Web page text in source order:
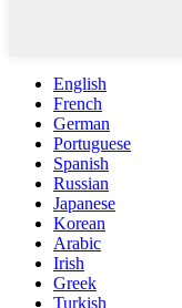
English
French
German
Portuguese
Spanish
Russian
Japanese
Korean
Arabic
Irish
Greek
Turkish